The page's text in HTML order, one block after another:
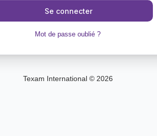
Se connecter
Mot de passe oublié ?
Texam International © 2026